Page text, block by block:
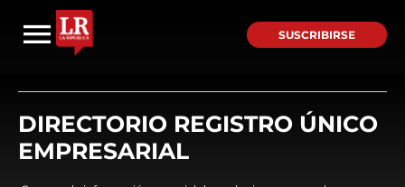
SUSCRIBIRSE
DIRECTORIO REGISTRO ÚNICO
EMPRESARIAL